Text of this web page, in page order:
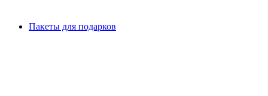
Пакеты для подарков